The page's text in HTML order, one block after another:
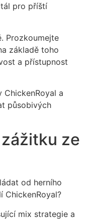
pro příští
Prozkoumejte
základě toho
a přístupnost
a
působivých
ze
od herního
ChickenRoyal?
mix strategie a